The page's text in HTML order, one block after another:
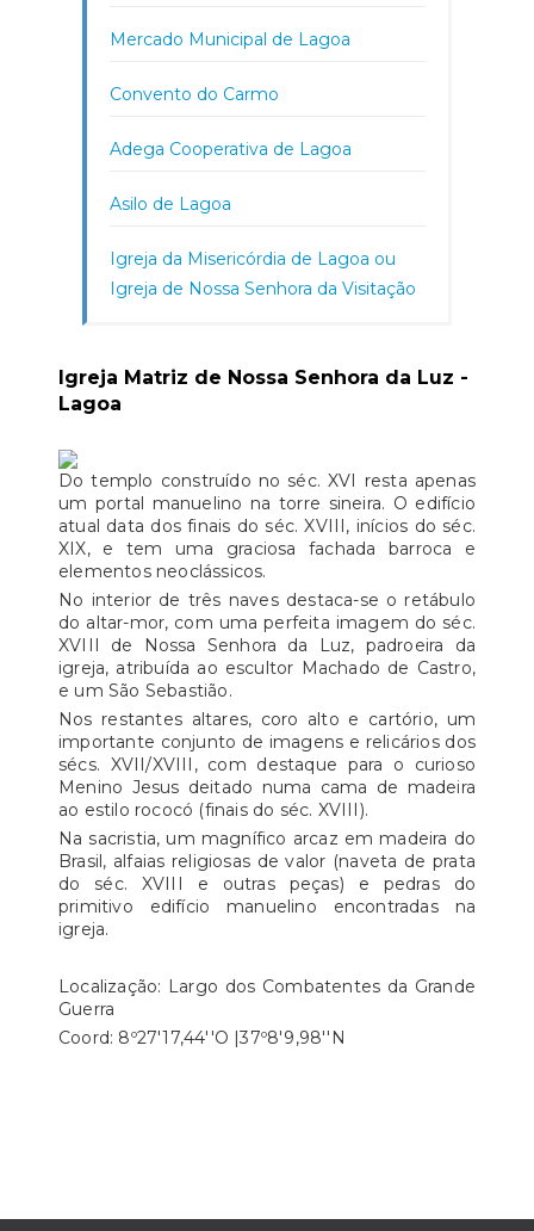
Mercado Municipal de Lagoa
Convento do Carmo
Adega Cooperativa de Lagoa
Asilo de Lagoa
Igreja da Misericórdia de Lagoa ou
Igreja de Nossa Senhora da Visitação
Igreja Matriz de Nossa Senhora da Luz -
Lagoa
Do templo construído no séc. XVI resta apenas
um portal manuelino na torre sineira. O edifício
atual data dos finais do séc. XVIII, inícios do séc.
XIX, e tem uma graciosa fachada barroca e
elementos neoclássicos.
No interior de três naves destaca-se o retábulo
do altar-mor, com uma perfeita imagem do séc.
XVIII de Nossa Senhora da Luz, padroeira da
igreja, atribuída ao escultor Machado de Castro,
e um São Sebastião.
Nos restantes altares, coro alto e cartório, um
importante conjunto de imagens e relicários dos
sécs. XVII/XVIII, com destaque para o curioso
Menino Jesus deitado numa cama de madeira
ao estilo rococó (finais do séc. XVIII).
Na sacristia, um magnífico arcaz em madeira do
Brasil, alfaias religiosas de valor (naveta de prata
do séc. XVIII e outras peças) e pedras do
primitivo edifício manuelino encontradas na
igreja.
Localização: Largo dos Combatentes da Grande
Guerra
Coord: 8º27'17,44''O |37º8'9,98''N